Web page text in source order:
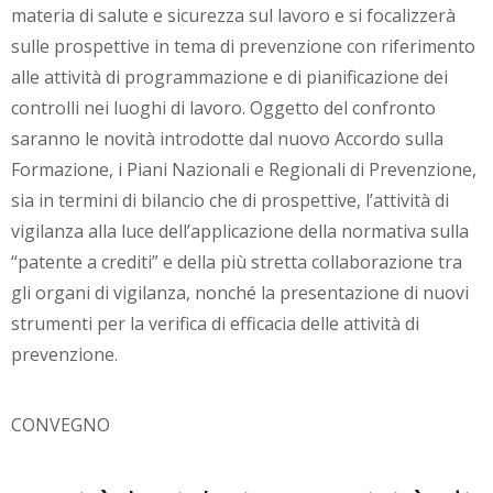
materia di salute e sicurezza sul lavoro e si focalizzerà
sulle prospettive in tema di prevenzione con riferimento
alle attività di programmazione e di pianificazione dei
controlli nei luoghi di lavoro. Oggetto del confronto
saranno le novità introdotte dal nuovo Accordo sulla
Formazione, i Piani Nazionali e Regionali di Prevenzione,
sia in termini di bilancio che di prospettive, l’attività di
vigilanza alla luce dell’applicazione della normativa sulla
“patente a crediti” e della più stretta collaborazione tra
gli organi di vigilanza, nonché la presentazione di nuovi
strumenti per la verifica di efficacia delle attività di
prevenzione.
CONVEGNO